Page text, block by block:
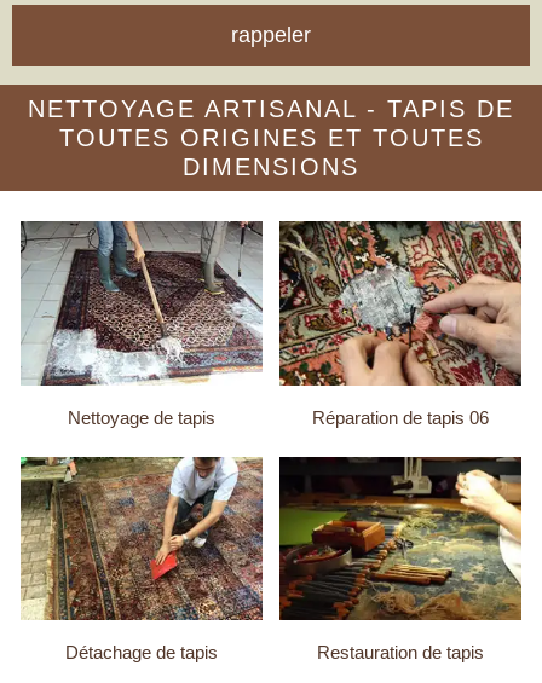
NETTOYAGE ARTISANAL - TAPIS DE
TOUTES ORIGINES ET TOUTES
DIMENSIONS
Nettoyage de tapis Réparation de tapis 06
Détachage de tapis Restauration de tapis